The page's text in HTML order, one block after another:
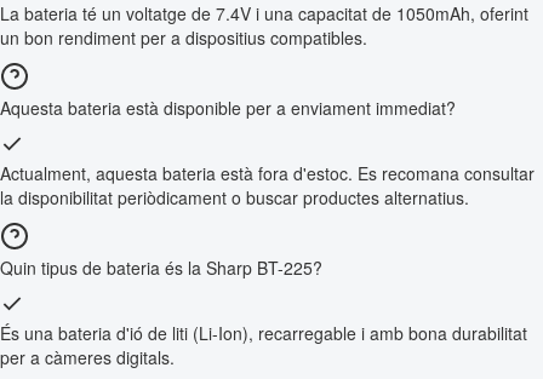
La bateria té un voltatge de 7.4V i una capacitat de 1050mAh, oferint
un bon rendiment per a dispositius compatibles.
Aquesta bateria està disponible per a enviament immediat?
Actualment, aquesta bateria està fora d'estoc. Es recomana consultar
la disponibilitat periòdicament o buscar productes alternatius.
Quin tipus de bateria és la Sharp BT-225?
És una bateria d'ió de liti (Li-Ion), recarregable i amb bona durabilitat
per a càmeres digitals.